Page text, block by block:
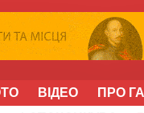
ВІДЕО
ПРО